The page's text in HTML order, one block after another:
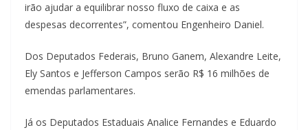
irão ajudar a equilibrar nosso fluxo de caixa e as
despesas decorrentes”, comentou Engenheiro Daniel.
Dos Deputados Federais, Bruno Ganem, Alexandre Leite,
Ely Santos e Jefferson Campos serão R$ 16 milhões de
emendas parlamentares.
Já os Deputados Estaduais Analice Fernandes e Eduardo